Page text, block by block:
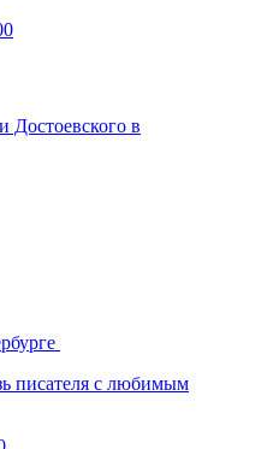
писателя с любимым